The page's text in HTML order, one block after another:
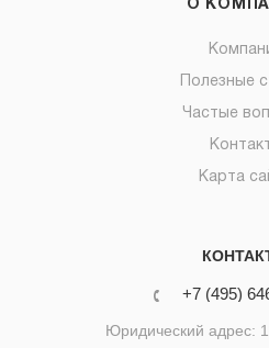
О
Полезные
Частые
Карта
+7 (495)
Юридический адрес: